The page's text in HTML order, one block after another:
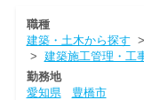
職種
建築・土木から探す >
> 建築施工管理・工
勤務地
愛知県
豊橋市